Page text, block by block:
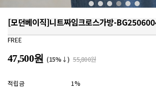
[모던베이직]니트짜임크로스가방-
FREE
47,500원 (15%↓) 55,800원
적립금 1%